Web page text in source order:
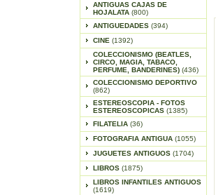
ANTIGUAS CAJAS DE
HOJALATA (800)
ANTIGUEDADES (394)
CINE (1392)
COLECCIONISMO (BEATLES,
CIRCO, MAGIA, TABACO,
PERFUME, BANDERINES) (436)
COLECCIONISMO DEPORTIVO
(862)
ESTEREOSCOPIA - FOTOS
ESTEREOSCOPICAS (1385)
FILATELIA (36)
FOTOGRAFIA ANTIGUA (1055)
JUGUETES ANTIGUOS (1704)
LIBROS (1875)
LIBROS INFANTILES ANTIGUOS
(1619)